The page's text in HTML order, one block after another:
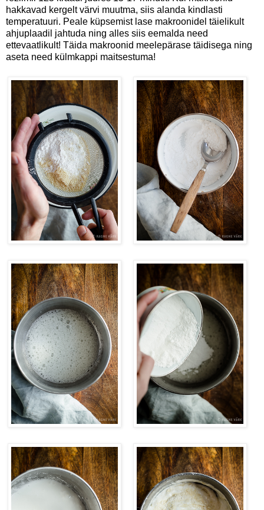
hakkavad kergelt värvi muutma, siis alanda kindlasti
temperatuuri. Peale küpsemist lase makroonidel täielikult
ahjuplaadil jahtuda ning alles siis eemalda need
ettevaatlikult! Täida makroonid meelepärase täidisega ning
aseta need külmkappi maitsestuma!